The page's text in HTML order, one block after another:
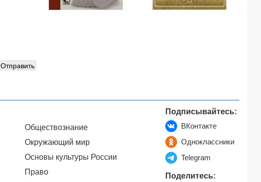
Отправить
Обществознание
Окружающий мир
Основы культуры России
Право
Подписывайтесь:
ВКонтакте
Одноклассники
Telegram
Поделитесь: